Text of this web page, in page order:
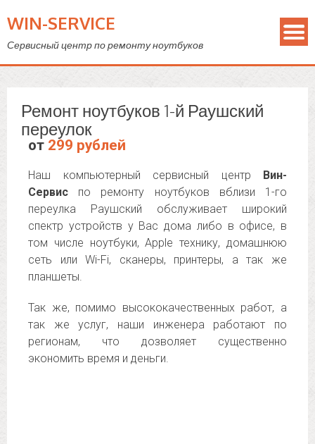
WIN-SERVICE
Сервисный центр по ремонту ноутбуков
Ремонт ноутбуков 1-й Раушский
переулок
от 299 рублей
Наш компьютерный сервисный центр Вин-
Сервис по ремонту ноутбуков вблизи 1-го
переулка Раушский обслуживает широкий
спектр устройств у Вас дома либо в офисе, в
том числе ноутбуки, Apple технику, домашнюю
сеть или Wi-Fi, сканеры, принтеры, а так же
планшеты.
Так же, помимо высококачественных работ, а
так же услуг, наши инженера работают по
регионам, что дозволяет существенно
экономить время и деньги.